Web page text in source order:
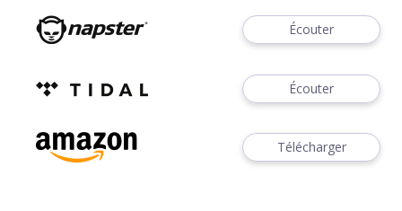
Écouter
Écouter
Télécharger